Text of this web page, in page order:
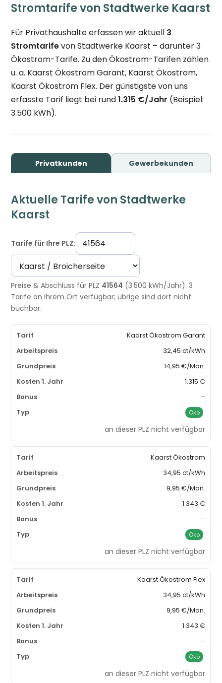
Stromtarife von Stadtwerke Kaarst
Für Privathaushalte erfassen wir aktuell 3
Stromtarifevon Stadtwerke Kaarst – darunter 3
Ökostrom-Tarife. Zu den Ökostrom-Tarifen zählen
u. a. Kaarst Ökostrom Garant, Kaarst Ökostrom,
Kaarst Ökostrom Flex. Der günstigste von uns
erfasste Tarif liegt bei rund1.315 €/Jahr (Beispiel:
3.500 kWh).
Privatkunden Gewerbekunden
Aktuelle Tarife von Stadtwerke
Kaarst
Tarife für Ihre PLZ:
Preise & Abschluss für PLZ 41564 (3.500 kWh/Jahr). 3
Tarife an Ihrem Ort verfügbar; übrige sind dort nicht
buchbar.
Kaarst Ökostrom Garant
32,45 ct/kWh
14,95 €/Mon.
1.315 €
–
Öko
an dieser PLZ nicht verfügbar
Kaarst Ökostrom
34,95 ct/kWh
9,95 €/Mon.
1.343 €
–
Öko
an dieser PLZ nicht verfügbar
Kaarst Ökostrom Flex
34,95 ct/kWh
9,95 €/Mon.
1.343 €
–
Öko
an dieser PLZ nicht verfügbar